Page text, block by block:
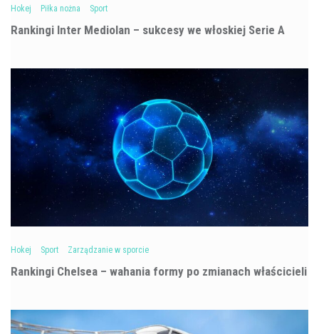
Hokej Piłka nożna Sport
Rankingi Inter Mediolan – sukcesy we włoskiej Serie A
Hokej Sport Zarządzanie w sporcie
Rankingi Chelsea – wahania formy po zmianach właścicieli